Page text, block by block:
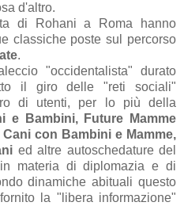
d'altro.
di Rohani a Roma hanno
classiche poste sul percorso
.
"occidentalista" durato
il giro delle "reti sociali"
di utenti, per lo più della
e Bambini, Future Mamme
con Bambini e Mamme,
ed altre autoschedature del
materia di diplomazia e di
dinamiche abituali questo
la "libera informazione"